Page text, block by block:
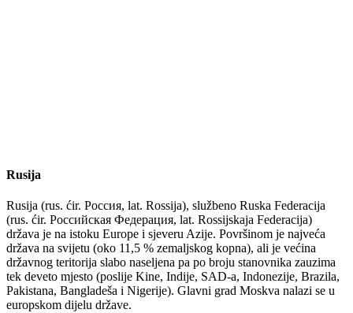
Rusija
Rusija (rus. ćir. Россия, lat. Rossija), službeno Ruska Federacija
(rus. ćir. Российская Федерация, lat. Rossijskaja Federacija)
država je na istoku Europe i sjeveru Azije. Površinom je najveća
država na svijetu (oko 11,5 % zemaljskog kopna), ali je većina
državnog teritorija slabo naseljena pa po broju stanovnika zauzima
tek deveto mjesto (poslije Kine, Indije, SAD-a, Indonezije, Brazila,
Pakistana, Bangladeša i Nigerije). Glavni grad Moskva nalazi se u
europskom dijelu države.